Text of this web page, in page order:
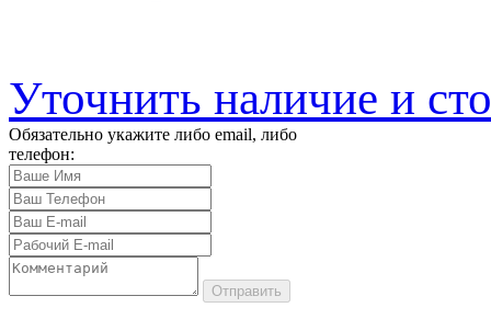
Уточнить наличие и
Обязательно укажите либо email, либо
телефон:
Отправить